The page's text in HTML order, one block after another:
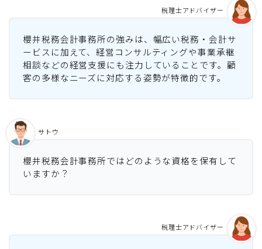
櫻井税務会計事務所の強みは、幅広い税務・会計サ
ービスに加えて、経営コンサルティングや事業承継
相談などの経営支援にも注力していることです。顧
客の多様なニーズに対応する姿勢が特徴的です。
税理士アドバイザー
櫻井税務会計事務所ではどのような資格を保有して
いますか？
サトウ
税理士アドバイザー